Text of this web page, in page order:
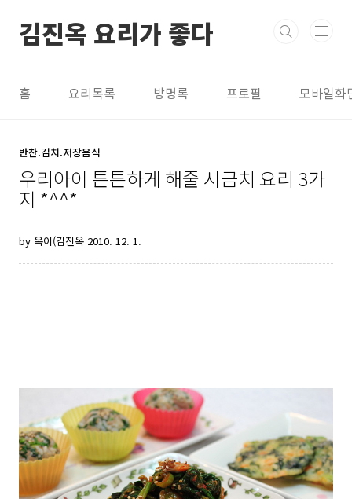
김진옥 요리가 좋다
홈 요리목록 방명록 프로필 모바일화
반찬.김치.저장음식
우리아이 튼튼하게 해줄 시금치 요리 3가
지 *^^*
by 옥이(김진옥 2010. 12. 1.